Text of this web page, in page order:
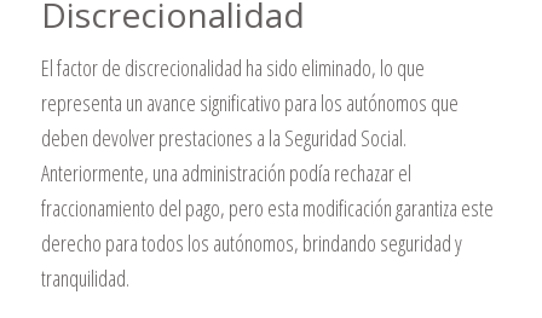
Discrecionalidad
El factor de discrecionalidad ha sido eliminado, lo que
representa un avance significativo para los autónomos que
deben devolver prestaciones a la Seguridad Social.
Anteriormente, una administración podía rechazar el
fraccionamiento del pago, pero esta modificación garantiza este
derecho para todos los autónomos, brindando seguridad y
tranquilidad.